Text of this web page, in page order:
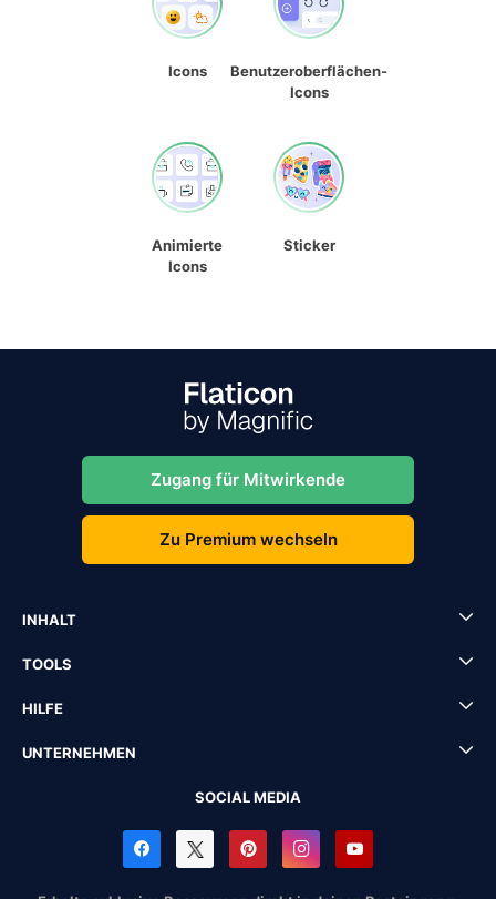
Icons
Benutzeroberflächen-
Icons
Animierte
Icons
Sticker
Zugang für Mitwirkende
Zu Premium wechseln
INHALT
TOOLS
HILFE
UNTERNEHMEN
SOCIAL MEDIA